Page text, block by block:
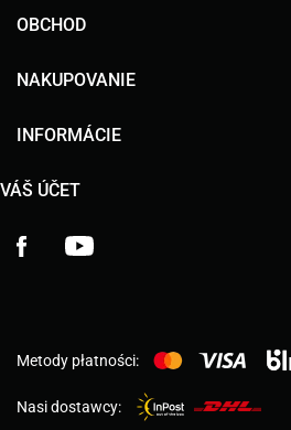
OBCHOD
NAKUPOVANIE
INFORMÁCIE
VÁŠ ÚČET
Facebook
Metody płatności:
Nasi dostawcy: